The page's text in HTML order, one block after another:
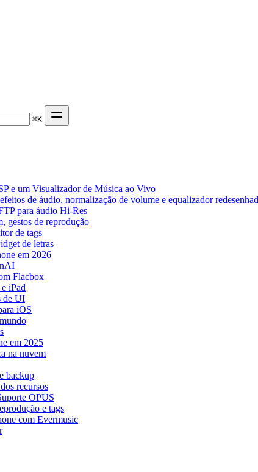
⌘K
e um Visualizador de Música ao Vivo
de áudio, normalização de volume e equalizador
para áudio Hi-Res
gestos de reprodução
de tags
de letras
em 2026
Flacbox
iPad
de UI
iOS
em 2025
na nuvem
backup
recursos
OPUS
e tags
com Evermusic